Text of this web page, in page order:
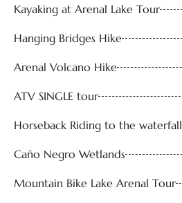
Kayaking at Arenal Lake Tour
Hanging Bridges Hike
Arenal Volcano Hike
ATV SINGLE tour
Horseback Riding to the waterfall
Caño Negro Wetlands
Mountain Bike Lake Arenal Tour